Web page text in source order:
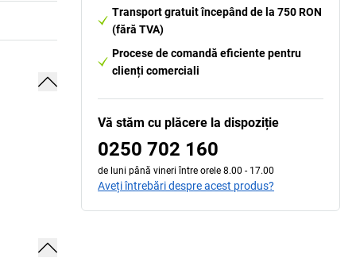
Transport gratuit începând de la 750 RON
(fără TVA)
Procese de comandă eficiente pentru
clienți comerciali
Vă stăm cu plăcere la dispoziție
0250 702 160
de luni până vineri între orele 8.00 - 17.00
Aveți întrebări despre acest produs?